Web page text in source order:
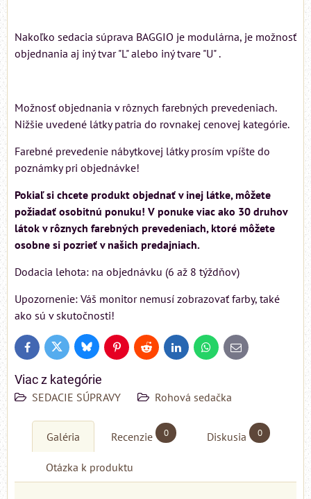
Nakoľko sedacia súprava BAGGIO je modulárna, je možnosť
objednania aj iný tvar "L" alebo iný tvare "U" .
Možnosť objednania v rôznych farebných prevedeniach.
Nižšie uvedené látky patria do rovnakej cenovej kategórie.
Farebné prevedenie nábytkovej látky prosím vpíšte do
poznámky pri objednávke!
Pokiaľ si chcete produkt objednať v inej látke, môžete
požiadať osobitnú ponuku! V ponuke viac ako 30 druhov
látok v rôznych farebných prevedeniach, ktoré môžete
osobne si pozrieť v našich predajniach.
Dodacia lehota: na objednávku (6 až 8 týždňov)
Upozornenie: Váš monitor nemusí zobrazovať farby, také
ako sú v skutočnosti!
FacebookTwitter BlueskyPinterestReddit LinkedInWhatsApp
E-
mail
Viac z kategórie
SEDACIE SÚPRAVY Rohová sedačka
Galéria Recenzie 0 Diskusia 0
Otázka k produktu